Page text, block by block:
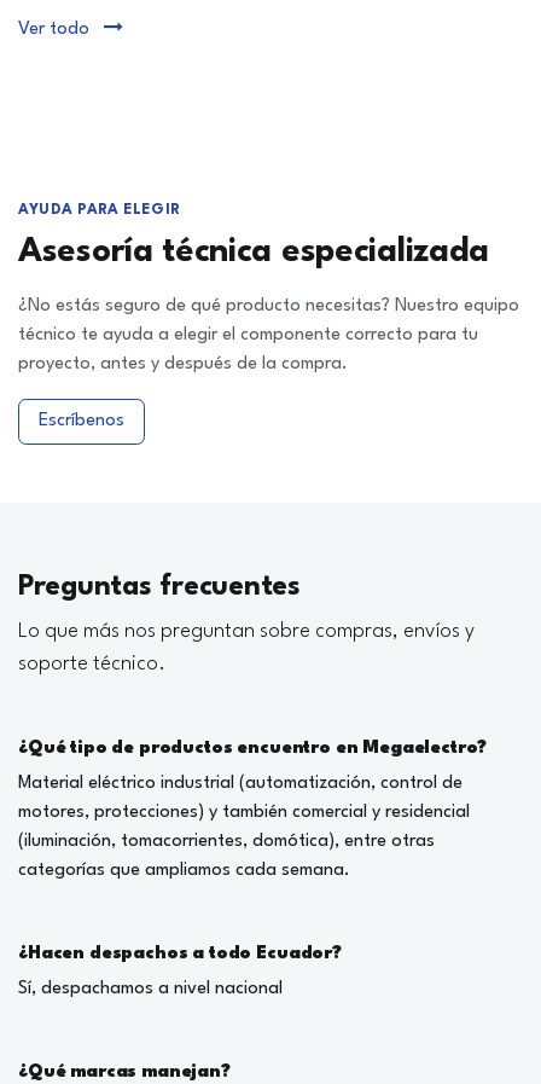
Ver todo
AYUDA PARA ELEGIR
Asesoría técnica especializada
¿No estás seguro de qué producto necesitas? Nuestro equipo
técnico te ayuda a elegir el componente correcto para tu
proyecto, antes y después de la compra.
Escríbenos
Preguntas frecuentes
Lo que más nos preguntan sobre compras, envíos y
soporte técnico.
¿Qué tipo de productos encuentro en Megaelectro?
Material eléctrico industrial (automatización, control de
motores, protecciones) y también comercial y residencial
(iluminación, tomacorrientes, domótica), entre otras
categorías que ampliamos cada semana.
¿Hacen despachos a todo Ecuador?
Sí, despachamos a nivel nacional
¿Qué marcas manejan?